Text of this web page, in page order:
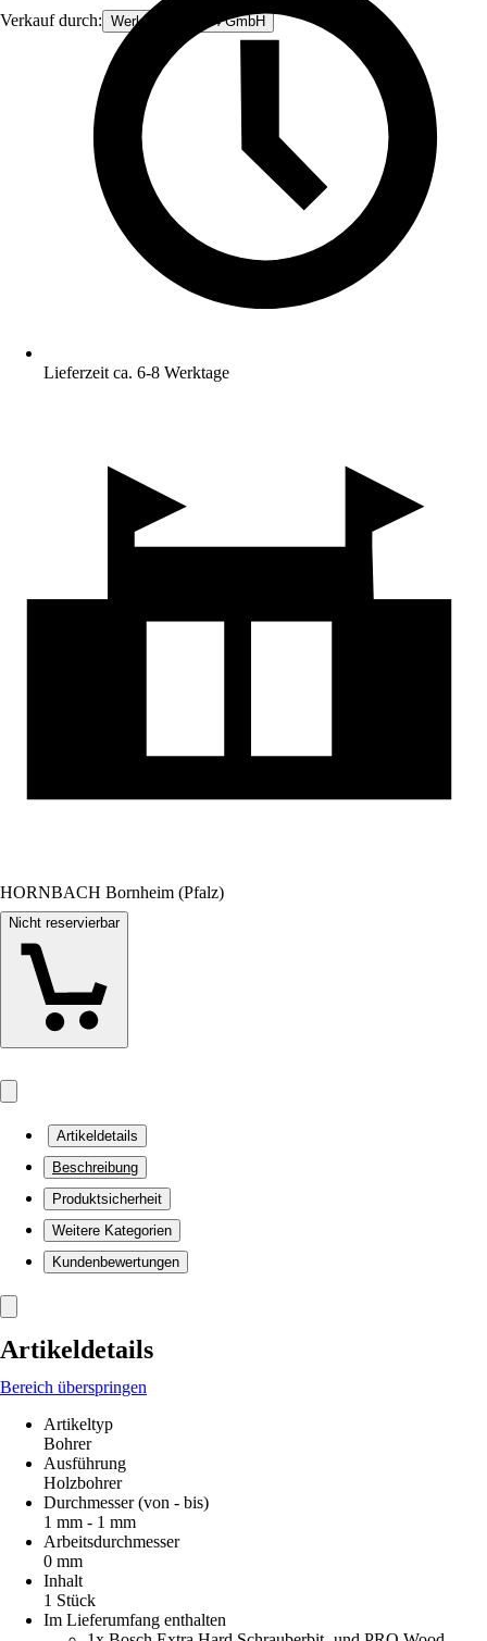
Verkauf durch: Werkzeugstore24 GmbH
Lieferzeit ca. 6-8 Werktage
HORNBACH Bornheim (Pfalz)
Nicht reservierbar
Artikeldetails
Beschreibung
Produktsicherheit
Weitere Kategorien
Kundenbewertungen
Artikeldetails
Bereich überspringen
Artikeltyp
Bohrer
Ausführung
Holzbohrer
Durchmesser (von - bis)
1 mm - 1 mm
Arbeitsdurchmesser
0 mm
Inhalt
1 Stück
Im Lieferumfang enthalten